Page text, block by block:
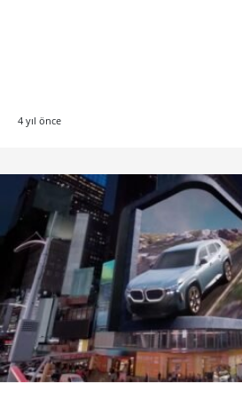
4 yıl önce